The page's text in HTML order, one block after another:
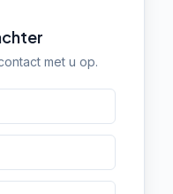
met u op.